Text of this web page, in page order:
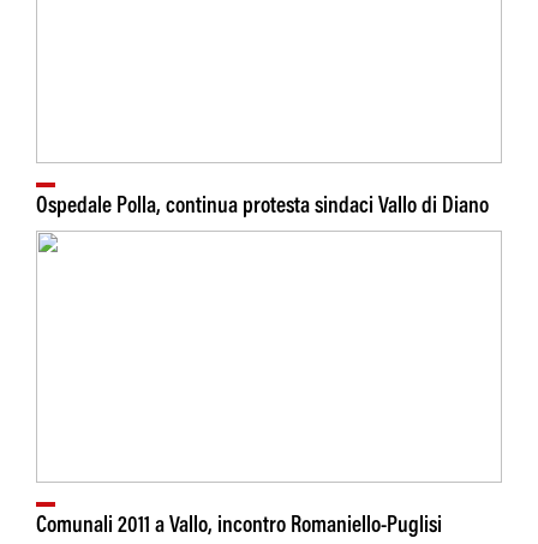
Ospedale Polla, continua protesta sindaci Vallo di Diano
Comunali 2011 a Vallo, incontro Romaniello-Puglisi